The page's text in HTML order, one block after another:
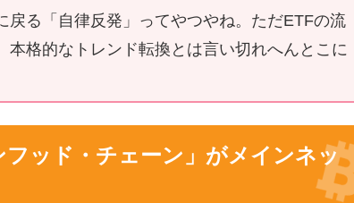
戻る「自律反発」ってやつやね。ただETFの流
本格的なトレンド転換とは言い切れへんとこに
ッド・チェーン」がメインネッ